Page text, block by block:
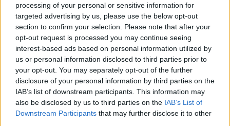
processing of your personal or sensitive information for
targeted advertising by us, please use the below opt-out
section to confirm your selection. Please note that after your
opt-out request is processed you may continue seeing
interest-based ads based on personal information utilized by
us or personal information disclosed to third parties prior to
your opt-out. You may separately opt-out of the further
disclosure of your personal information by third parties on the
IAB’s list of downstream participants. This information may
also be disclosed by us to third parties on the IAB’s List of
Downstream Participants that may further disclose it to other
Pozostały wątpliwości? Brakuje czegoś w haśle?
Zobacz, co zyskują abonenci Dobrego słownika.
SPRAWDŹ